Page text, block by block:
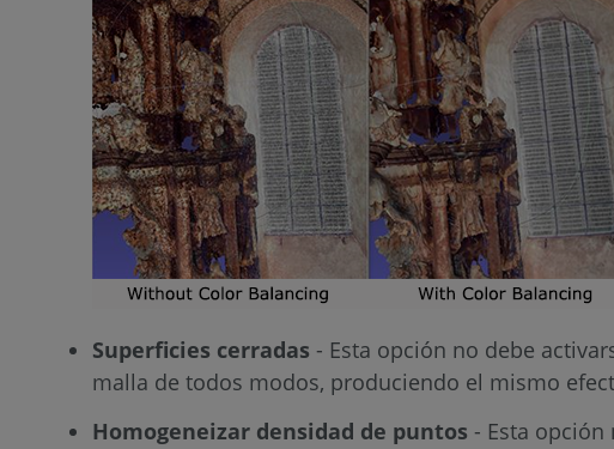
Superficies cerradas - Esta opción no debe
malla de todos modos, produciendo el mismo
Homogeneizar densidad de puntos - Esta